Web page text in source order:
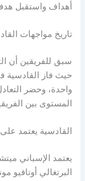
أهداف واستقبل
تاريخ مواجهات
حيث فاز القادسية
واحدة، وحضر
المستوى بين
القادسية يعتمد
يعتمد الإسباني
البرتغالي أوتافيو